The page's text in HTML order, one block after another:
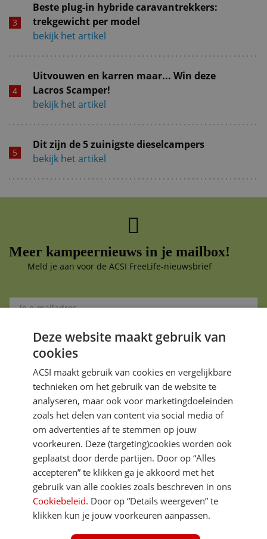
Beste plug-in hybride caravantrekkers:
trekgewicht per model
bekijk het artikel
Uitvouwen en karren maar... Win deze
Lacros Scamper!
bekijk het artikel
Dit zijn de 5 zuinigste dieselcampers
bekijk het artikel
Meer kampeernieuws in je mailbox!
Meld je aan voor de ACSI FreeLife-nieuwsbrief
Aanmelden
Je gegevens zijn veilig en worden niet gedeeld met anderen
DIRECT NAAR
MEER ACSI FREELIFE
Deze website maakt gebruik van
cookies
ACSI maakt gebruik van cookies en vergelijkbare
technieken om het gebruik van de website te
analyseren, maar ook voor marketingdoeleinden
zoals het delen van content via social media of
om advertenties af te stemmen op jouw
voorkeuren. Deze (targeting)cookies worden ook
geplaatst door derde partijen. Door op “Alles
accepteren” te klikken ga je akkoord met het
gebruik van alle cookies zoals beschreven in ons
Cookiebeleid. Door op “Details weergeven” te
klikken kun je jouw voorkeuren aanpassen.